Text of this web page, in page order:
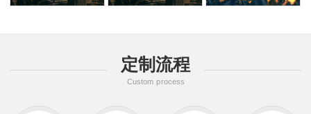
定制流程
Custom process